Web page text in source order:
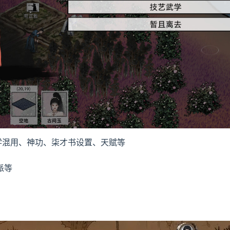
用、神功、柒才书设置、天赋等
等